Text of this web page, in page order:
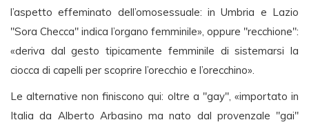
l’aspetto effeminato dell’omosessuale: in Umbria e Lazio
"Sora Checca" indica l’organo femminile», oppure "recchione":
«deriva dal gesto tipicamente femminile di sistemarsi la
ciocca di capelli per scoprire l’orecchio e l’orecchino».
Le alternative non finiscono qui: oltre a "gay", «importato in
Italia da Alberto Arbasino ma nato dal provenzale "gai"